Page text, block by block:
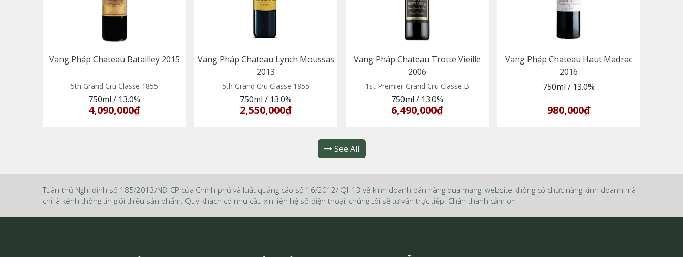
Vang Pháp Chateau Batailley 2015
5th Grand Cru Classe 1855
750ml / 13.0%
4,090,000₫
Vang Pháp Chateau Lynch Moussas
2013
5th Grand Cru Classe 1855
750ml / 13.0%
2,550,000₫
Vang Pháp Chateau Trotte Vieille
2006
1st Premier Grand Cru Classe B
750ml / 13.0%
6,490,000₫
Vang Pháp Chateau Haut Madrac
2016
750ml / 13.0%
980,000₫
See All
Tuân thủ Nghị định số 185/2013/NĐ-CP của Chính phủ và luật quảng cáo số 16/2012/ QH13 về kinh doanh bán hàng qua mạng, website không có chức năng kinh doanh mà
chỉ là kênh thông tin giới thiệu sản phẩm. Quý khách có nhu cầu xin liên hệ số điện thoại, chúng tôi sẽ tư vấn trực tiếp. Chân thành cảm ơn